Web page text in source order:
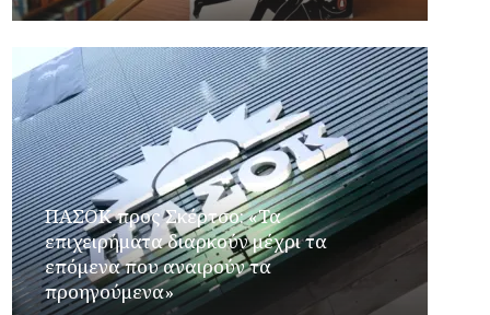
ΠΑΣΟΚ προς Σκέρτσο: «Τα
επιχειρήματα διαρκούν μέχρι τα
επόμενα που αναιρούν τα
προηγούμενα»